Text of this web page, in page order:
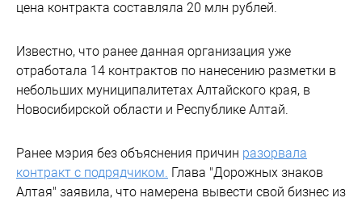
цена контракта составляла 20 млн рублей.
Известно, что ранее данная организация уже
отработала 14 контрактов по нанесению разметки в
небольших муниципалитетах Алтайского края, в
Новосибирской области и Республике Алтай.
Ранее мэрия без объяснения причин разорвала
контракт с подрядчиком. Глава "Дорожных знаков
Алтая" заявила, что намерена вывести свой бизнес из